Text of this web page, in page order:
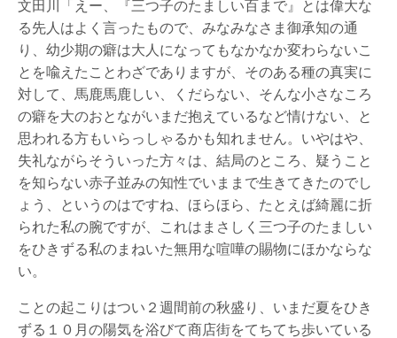
文田川「えー、『三つ子のたましい百まで』とは偉大な
る先人はよく言ったもので、みなみなさま御承知の通
り、幼少期の癖は大人になってもなかなか変わらないこ
とを喩えたことわざでありますが、そのある種の真実に
対して、馬鹿馬鹿しい、くだらない、そんな小さなころ
の癖を大のおとながいまだ抱えているなど情けない、と
思われる方もいらっしゃるかも知れません。いやはや、
失礼ながらそういった方々は、結局のところ、疑うこと
を知らない赤子並みの知性でいままで生きてきたのでし
ょう、というのはですね、ほらほら、たとえば綺麗に折
られた私の腕ですが、これはまさしく三つ子のたましい
をひきずる私のまねいた無用な喧嘩の賜物にほかならな
い。
ことの起こりはつい２週間前の秋盛り、いまだ夏をひき
ずる１０月の陽気を浴びて商店街をてちてち歩いている